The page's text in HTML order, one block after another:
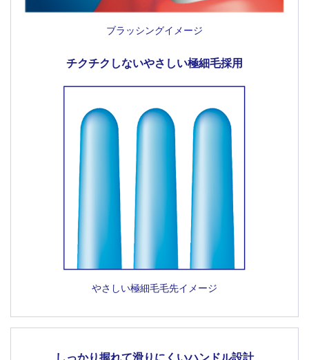
ブラッシングイメージ
チクチクしないやさしい極細毛採用
やさしい極細毛毛先イメージ
しっかり握れて滑りにくいハンドル設計